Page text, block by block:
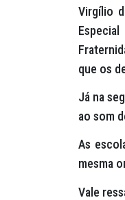
Virgílio
que os
Já na
ao som
As
mesma
Vale